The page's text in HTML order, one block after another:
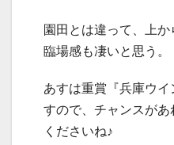
園田とは違って、上か
臨場感も凄いと思う。
あすは重賞『兵庫ウイ
すので、チャンスが
くださいね♪